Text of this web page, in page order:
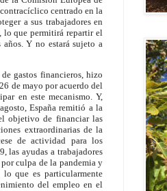
centrado en la
a sus trabajadores en
lo que permitirá repartir el
Y no estará sujeto a
gastos financieros, hizo
de mayo por acuerdo del
en este mecanismo. Y,
España remitió a la
objetivo de financiar las
extraordinarias de la
de actividad para los
las ayudas a trabajadores
culpa de la pandemia y
que es particularmente
del empleo en el